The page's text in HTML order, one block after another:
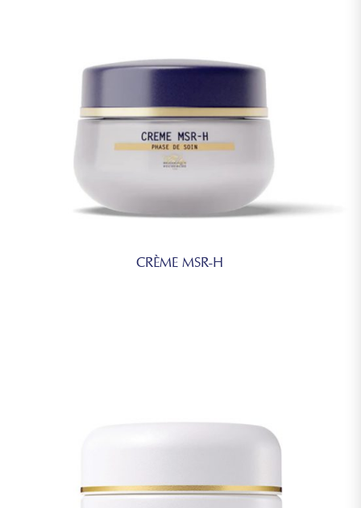
CRÈME MSR-H